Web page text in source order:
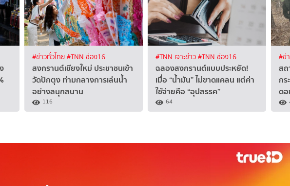
#ข่าวทั่วไทย#TNN ช่อง16
สงกรานต์เชียงใหม่ ประชาชนเข้า
วัดปักตุง ท่ามกลางการเล่นน้ำ
อย่างสนุกสนาน
116
#TNN เจาะข่าว#TNN ช่อง16
ฉลองสงกรานต์แบบประหยัด!
เมื่อ “น้ำมัน” ไม่ขาดแคลน แต่ค่า
ใช้จ่ายคือ “อุปสรรค”
64
#ข่
สถ
ก
ด